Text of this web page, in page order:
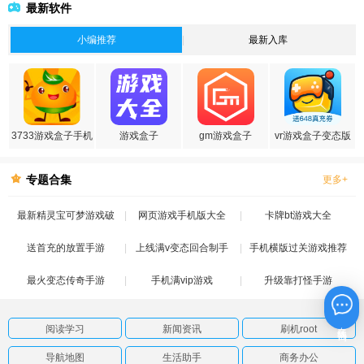
最新软件
小编推荐 最新入库
3733游戏盒子手机
游戏盒子 gm游戏盒子 vr游戏盒子变态版
专题合集 更多+
最新精灵宝可梦游戏破
解版
网页游戏手机版大全 卡牌bt游戏大全
送首充的放置手游 上线满v变态回合制手
游
手机横版过关游戏推荐
最火变态传奇手游 手机满vip游戏 升级靠打怪手游
阅读学习 新闻资讯 刷机root
导航地图 生活助手 商务办公